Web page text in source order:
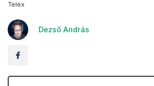
Telex
Dezső András